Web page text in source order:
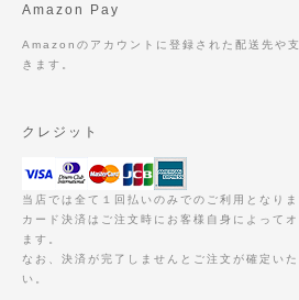
Amazon Pay
Amazonのアカウントに登録された配送先や
きます。
クレジット
当店では全て１回払いのみでのご利用となり
カード決済はご注文時にお客様自身によって
ます。
なお、決済が完了しませんとご注文が確定い
い。